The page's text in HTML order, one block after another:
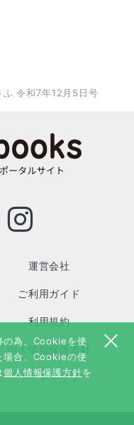
ふ 令和7年12月5日号
運営会社
ご利用ガイド
利用規約
個人情報保護方針
サイトマップ
の為、Cookieを使
場合、Cookieの使
個人情報保護方針を